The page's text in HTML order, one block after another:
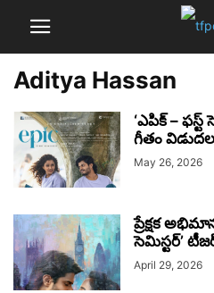
Aditya Hassan
‘ఎపిక్ – ఫస్ట్
గీతం విడుదల
May 26, 2026
ప్రేక్షక
సెమిస్టర్’
April 29, 2026